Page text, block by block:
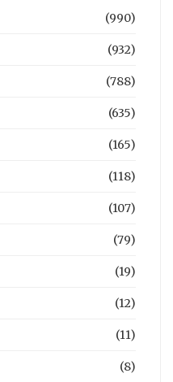
(990)
(932)
(788)
(635)
(165)
(118)
(107)
(79)
(19)
(12)
(11)
(8)